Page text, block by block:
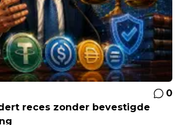
0
reces zonder bevestigde